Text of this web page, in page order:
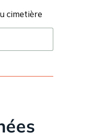
cimetière